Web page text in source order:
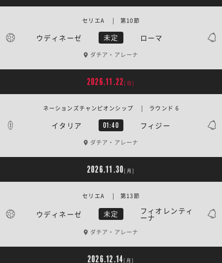
ウディネーゼ 未定 ローマ
セリエA | 第10節
ダチア・アレーナ
2026.11.22 [日]
イタリア 01:40 フィジー
ネーションズチャンピオンシップ | ラウンド 6
ダチア・アレーナ
2026.11.30 [月]
ウディネーゼ 未定 フィオレンティ
ーナ
セリエA | 第13節
ダチア・アレーナ
2026.12.14 [月]